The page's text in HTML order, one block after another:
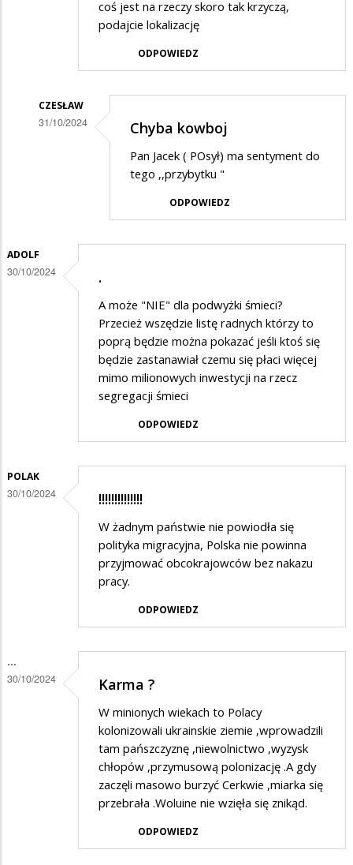
coś jest na rzeczy skoro tak krzyczą,
podajcie lokalizację
ODPOWIEDZ
CZESŁAW
31/10/2024
pier....lenie
Chyba kowboj
Pan Jacek ( POsył) ma sentyment do
tego ,,przybytku "
ODPOWIEDZ
ADOLF
30/10/2024 .
A może "NIE" dla podwyżki śmieci?
Przecież wszędzie listę radnych którzy to
poprą będzie można pokazać jeśli ktoś się
będzie zastanawiał czemu się płaci więcej
mimo milionowych inwestycji na rzecz
segregacji śmieci
ODPOWIEDZ
POLAK
30/10/2024 !!!!!!!!!!!!!!
W żadnym państwie nie powiodła się
polityka migracyjna, Polska nie powinna
przyjmować obcokrajowców bez nakazu
pracy.
ODPOWIEDZ
...
30/10/2024 Karma ?
W minionych wiekach to Polacy
kolonizowali ukrainskie ziemie ,wprowadzili
tam pańszczyznę ,niewolnictwo ,wyzysk
chłopów ,przymusową polonizację .A gdy
zaczęli masowo burzyć Cerkwie ,miarka się
przebrała .Woluine nie wzięła się znikąd.
ODPOWIEDZ